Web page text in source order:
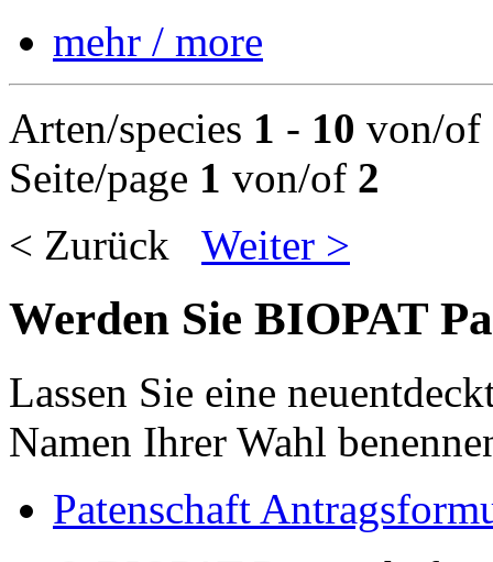
mehr / more
Arten/species 1 - 10 von/of
Seite/page 1 von/of 2
< Zurück
Weiter >
Werden Sie BIOPAT
Lassen Sie eine
Namen Ihrer Wahl
Patenschaft